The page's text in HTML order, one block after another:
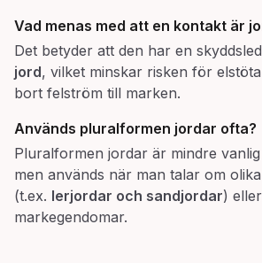
Vad menas med att en kontakt är
Det betyder att den har en
jord, vilket minskar risken för
bort felström till marken.
Används pluralformen jordar ofta?
Pluralformen jordar är mindre
men används när man talar om
(t.ex. lerjordar och sandjordar)
markegendomar.